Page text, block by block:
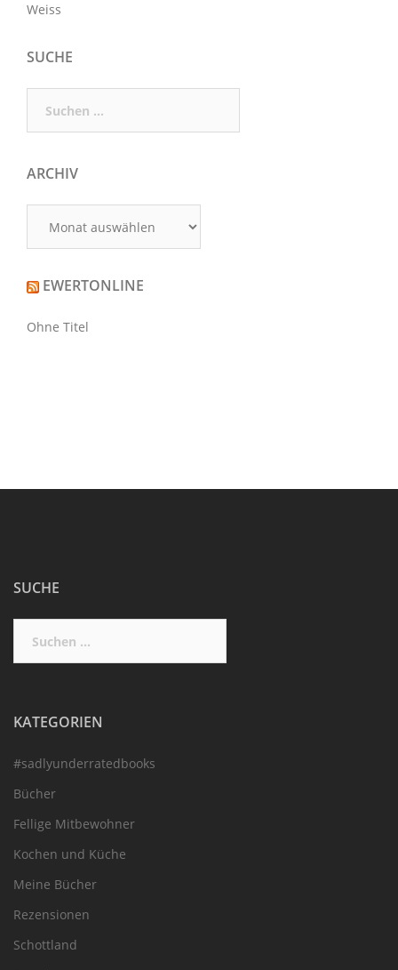
Weiss
SUCHE
nach:
ARCHIV
EWERTONLINE
Ohne Titel
SUCHE
nach:
KATEGORIEN
#sadlyunderratedbooks
Bücher
Fellige Mitbewohner
Kochen und Küche
Meine Bücher
Rezensionen
Schottland